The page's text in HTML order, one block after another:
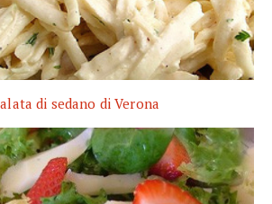
di sedano di Verona